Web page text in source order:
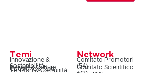
Temi
Innovazione &
Sostenibilità
Design & Cultura
Coesione & Reti
Territori & Comunità
Network
Comitato Promotori
(54)
Comitato Scientifico